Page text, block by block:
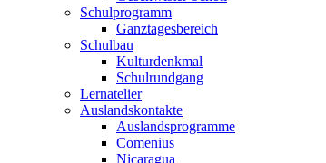
Schulprogramm
Ganztagesbereich
Schulbau
Kulturdenkmal
Schulrundgang
Lernatelier
Auslandskontakte
Auslandsprogramme
Comenius
Nicaragua